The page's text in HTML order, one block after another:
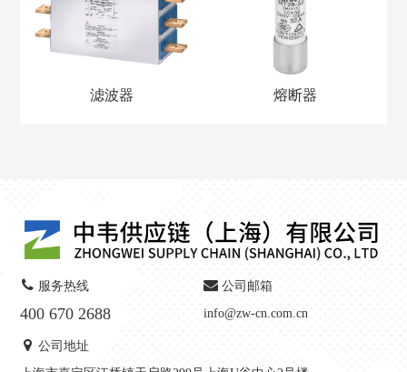
滤波器 熔断器
服务热线
400 670 2688
公司邮箱
info@zw-cn.com.cn
公司地址